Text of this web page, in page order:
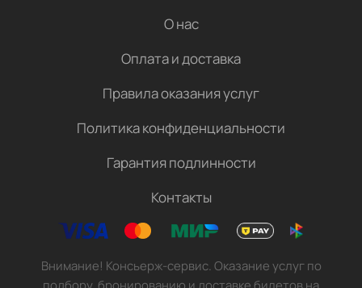
О нас
Оплата и доставка
Правила оказания услуг
Политика конфиденциальности
Гарантия подлинности
Контакты
Внимание! Консьерж-сервис. Оказание услуг по